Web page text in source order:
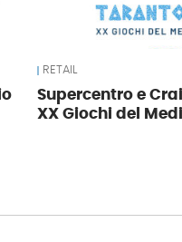
RETAIL
Supercentro e
XX Giochi del